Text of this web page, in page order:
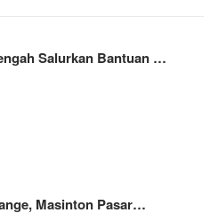
Salurkan Bantuan …
Masinton Pasar…